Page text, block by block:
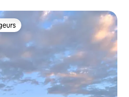
parmi les plus aimés